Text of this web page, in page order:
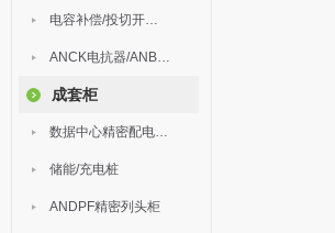
电容补偿/投切开关/ARC
ANCK电抗器/ANBSMJ自愈式低压并联电容器
成套柜
数据中心精密配电监控装置
储能/充电桩
ANDPF精密列头柜